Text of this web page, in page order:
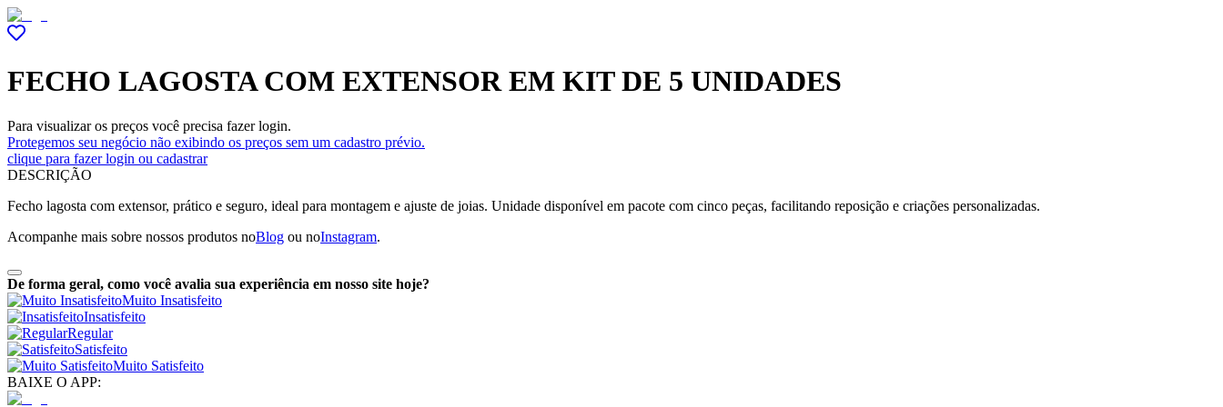
FECHO LAGOSTA COM EXTENSOR EM KIT DE 5 UNIDADES
Para visualizar os preços você precisa fazer login.
Protegemos seu negócio não exibindo os preços sem um cadastro prévio.
clique para fazer login ou cadastrar
DESCRIÇÃO
Fecho lagosta com extensor, prático e seguro, ideal para montagem e ajuste de joias. Unidade disponível em pacote com cinco peças, facilitando reposição e criações personalizadas.
Acompanhe mais sobre nossos produtos noBlog ou noInstagram.
De forma geral, como você avalia sua experiência em nosso site hoje?
Muito Insatisfeito
Insatisfeito
Regular
Satisfeito
Muito Satisfeito
BAIXE O APP: